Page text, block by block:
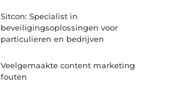
Sitcon: Specialist in
beveiligingsoplossingen voor
particulieren en bedrijven
Veelgemaakte content marketing
fouten